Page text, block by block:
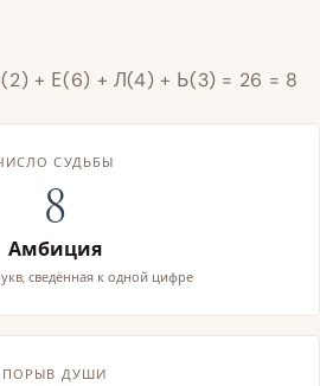
+ Е(6) + Л(4) + Ь(3) = 26 = 8
СУДЬБЫ
8
Амбиция
сведённая к одной цифре
ПОРЫВ ДУШИ